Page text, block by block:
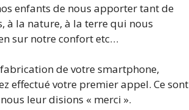
enfants de nous apporter tant de
à la nature, à la terre qui nous
sur notre confort etc…
de votre smartphone,
effectué votre premier appel. Ce sont
leur disions « merci ».